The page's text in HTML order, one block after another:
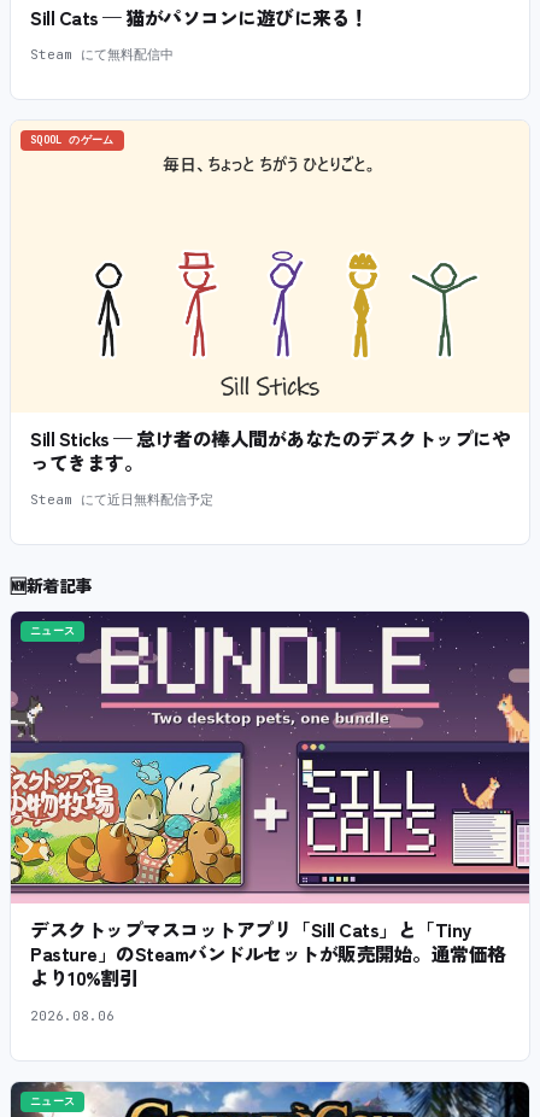
Sill Cats — 猫がパソコンに遊びに来る！
Steam にて無料配信中
SQOOL のゲーム
Sill Sticks — 怠け者の棒人間があなたのデスクトップにや
ってきます。
Steam にて近日無料配信予定
🆕新着記事
ニュース
デスクトップマスコットアプリ「Sill Cats」と「Tiny
Pasture」のSteamバンドルセットが販売開始。通常価格
より10%割引
2026.08.06
ニュース